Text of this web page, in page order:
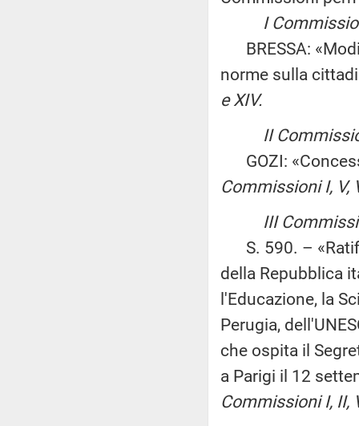
I
BRESSA:
norme sulla
e XIV.
II
GOZI:
Commissioni I, V,
III
S. 590. –
della Repubblica
l'Educazione, la
Perugia,
che ospita il
a Parigi il 12
Commissioni I, II,